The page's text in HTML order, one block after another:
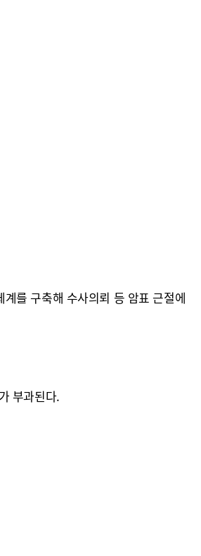
를 구축해 수사의뢰 등 암표 근절에
부과된다.